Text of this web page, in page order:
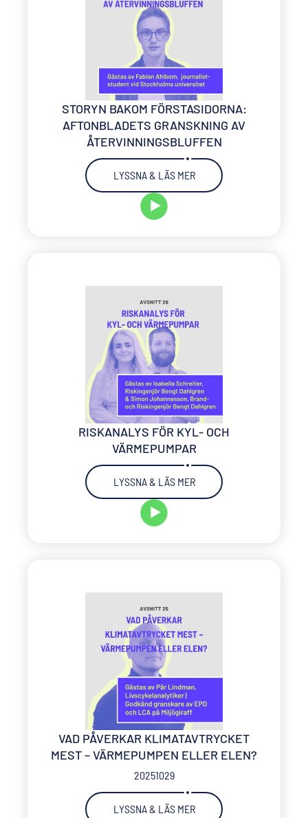
STORYN BAKOM FÖRSTASIDORNA:
AFTONBLADETS GRANSKNING AV
ÅTERVINNINGSBLUFFEN
LYSSNA & LÄS MER
RISKANALYS FÖR KYL- OCH
VÄRMEPUMPAR
LYSSNA & LÄS MER
VAD PÅVERKAR KLIMATAVTRYCKET
MEST – VÄRMEPUMPEN ELLER ELEN?
20251029
LYSSNA & LÄS MER